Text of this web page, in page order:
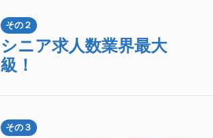
その２
シニア求人数業界最大
級！
その３